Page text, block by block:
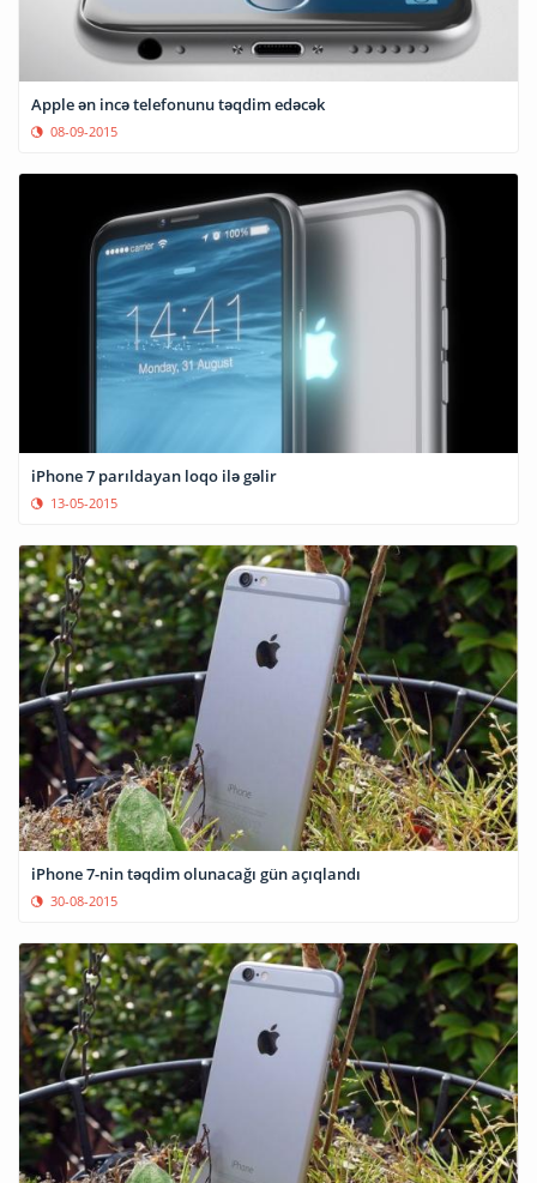
Apple ən incə telefonunu təqdim edəcək
08-09-2015
iPhone 7 parıldayan loqo ilə gəlir
13-05-2015
iPhone 7-nin təqdim olunacağı gün açıqlandı
30-08-2015